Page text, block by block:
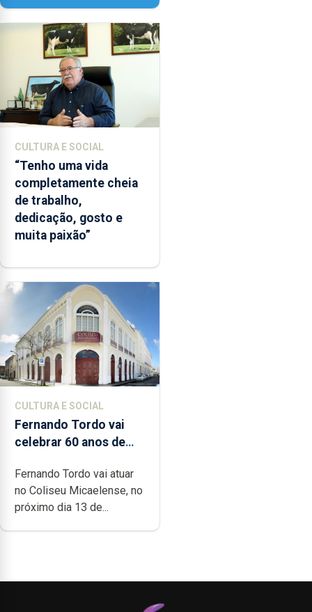
CULTURA E SOCIAL
“Tenho uma vida
completamente cheia
de trabalho,
dedicação, gosto e
muita paixão”
CULTURA E SOCIAL
Fernando Tordo vai
celebrar 60 anos de
Micaelense
Fernando Tordo vai atuar
no Coliseu Micaelense, no
próximo dia 13 de...